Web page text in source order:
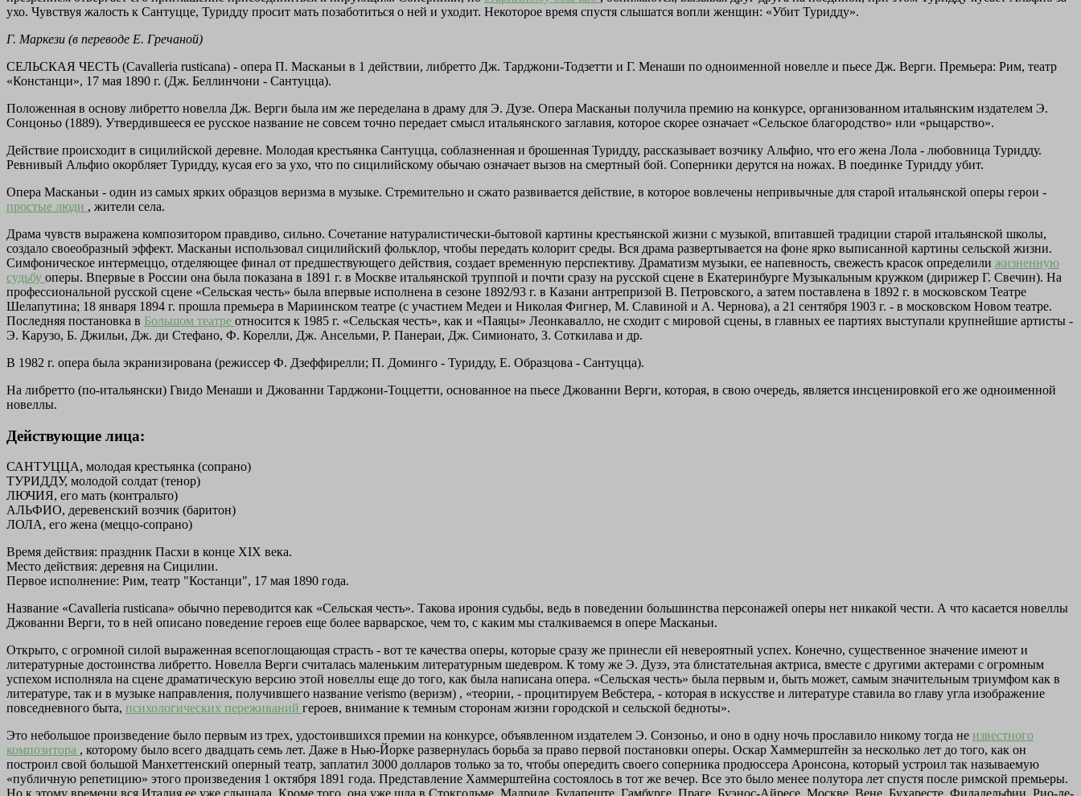
ухо. Чувствуя жалость к Сантуцце, Туридду просит мать позаботиться о ней и уходит. Некоторое время спустя слышатся вопли женщин: «Убит Туридду».
Г. Маркези (в переводе Е. Гречаной)
СЕЛЬСКАЯ ЧЕСТЬ (Cavalleria rusticana) - опера П. Масканьи в 1 действии, либретто Дж. Тарджони-Тодзетти и Г. Менаши по одноименной новелле и пьесе Дж. Верги. Премьера: Рим, театр
«Констанци», 17 мая 1890 г. (Дж. Беллинчони - Сантуцца).
Положенная в основу либретто новелла Дж. Верги была им же переделана в драму для Э. Дузе. Опера Масканьи получила премию на конкурсе, организованном итальянским издателем Э.
Сонцоньо (1889). Утвердившееся ее русское название не совсем точно передает смысл итальянского заглавия, которое скорее означает «Сельское благородство» или «рыцарство».
Действие происходит в сицилийской деревне. Молодая крестьянка Сантуцца, соблазненная и брошенная Туридду, рассказывает возчику Альфио, что его жена Лола - любовница Туридду.
Ревнивый Альфио окорбляет Туридду, кусая его за ухо, что по сицилийскому обычаю означает вызов на смертный бой. Соперники дерутся на ножах. В поединке Туридду убит.
Опера Масканьи - один из самых ярких образцов веризма в музыке. Стремительно и сжато развивается действие, в которое вовлечены непривычные для старой итальянской оперы герои -
простые люди , жители села.
Драма чувств выражена композитором правдиво, сильно. Сочетание натуралистически-бытовой картины крестьянской жизни с музыкой, впитавшей традиции старой итальянской школы,
создало своеобразный эффект. Масканьи использовал сицилийский фольклор, чтобы передать колорит среды. Вся драма развертывается на фоне ярко выписанной картины сельской жизни.
Симфоническое интермеццо, отделяющее финал от предшествующего действия, создает временную перспективу. Драматизм музыки, ее напевность, свежесть красок определили жизненную
судьбу оперы. Впервые в России она была показана в 1891 г. в Москве итальянской труппой и почти сразу на русской сцене в Екатеринбурге Музыкальным кружком (дирижер Г. Свечин). На
профессиональной русской сцене «Сельская честь» была впервые исполнена в сезоне 1892/93 г. в Казани антрепризой В. Петровского, а затем поставлена в 1892 г. в московском Театре
Шелапутина; 18 января 1894 г. прошла премьера в Мариинском театре (с участием Медеи и Николая Фигнер, М. Славиной и А. Чернова), а 21 сентября 1903 г. - в московском Новом театре.
Последняя постановка в Большом театре относится к 1985 г. «Сельская честь», как и «Паяцы» Леонкавалло, не сходит с мировой сцены, в главных ее партиях выступали крупнейшие артисты -
Э. Карузо, Б. Джильи, Дж. ди Стефано, Ф. Корелли, Дж. Ансельми, Р. Панераи, Дж. Симионато, З. Соткилава и др.
В 1982 г. опера была экранизирована (режиссер Ф. Дзеффирелли; П. Доминго - Туридду, Е. Образцова - Сантуцца).
На либретто (по-итальянски) Гвидо Менаши и Джованни Тарджони-Тоццетти, основанное на пьесе Джованни Верги, которая, в свою очередь, является инсценировкой его же одноименной
новеллы.
Действующие лица:
САНТУЦЦА, молодая крестьянка (сопрано)
ТУРИДДУ, молодой солдат (тенор)
ЛЮЧИЯ, его мать (контральто)
АЛЬФИО, деревенский возчик (баритон)
ЛОЛА, его жена (меццо-сопрано)
Время действия: праздник Пасхи в конце XIX века.
Место действия: деревня на Сицилии.
Первое исполнение: Рим, театр "Костанци", 17 мая 1890 года.
Название «Cavalleria rusticana» обычно переводится как «Сельская честь». Такова ирония судьбы, ведь в поведении большинства персонажей оперы нет никакой чести. А что касается новеллы
Джованни Верги, то в ней описано поведение героев еще более варварское, чем то, с каким мы сталкиваемся в опере Масканьи.
Открыто, с огромной силой выраженная всепоглощающая страсть - вот те качества оперы, которые сразу же принесли ей невероятный успех. Конечно, существенное значение имеют и
литературные достоинства либретто. Новелла Верги считалась маленьким литературным шедевром. К тому же Э. Дузэ, эта блистательная актриса, вместе с другими актерами с огромным
успехом исполняла на сцене драматическую версию этой новеллы еще до того, как была написана опера. «Сельская честь» была первым и, быть может, самым значительным триумфом как в
литературе, так и в музыке направления, получившего название verismo (веризм) , «теории, - процитируем Вебстера, - которая в искусстве и литературе ставила во главу угла изображение
повседневного быта, психологических переживаний героев, внимание к темным сторонам жизни городской и сельской бедноты».
Это небольшое произведение было первым из трех, удостоившихся премии на конкурсе, объявленном издателем Э. Сонзоньо, и оно в одну ночь прославило никому тогда не известного
композитора , которому было всего двадцать семь лет. Даже в Нью-Йорке развернулась борьба за право первой постановки оперы. Оскар Хаммерштейн за несколько лет до того, как он
построил свой большой Манхеттенский оперный театр, заплатил 3000 долларов только за то, чтобы опередить своего соперника продюссера Аронсона, который устроил так называемую
«публичную репетицию» этого произведения 1 октября 1891 года. Представление Хаммерштейна состоялось в тот же вечер. Все это было менее полутора лет спустя после римской премьеры.